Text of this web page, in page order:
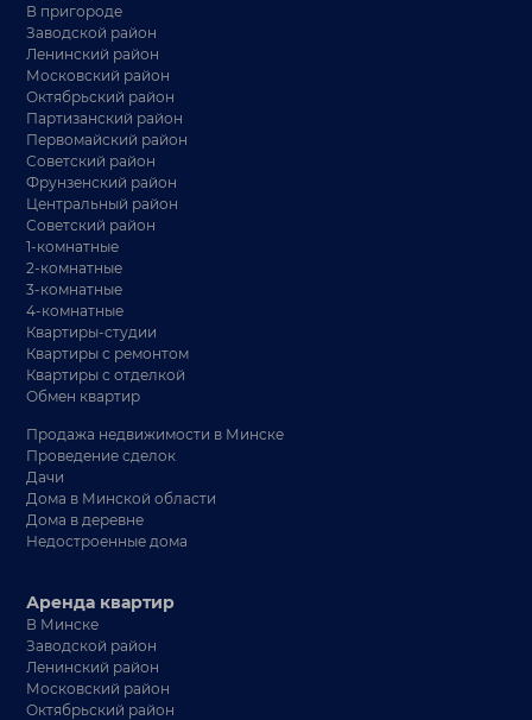
В пригороде
Заводской район
Ленинский район
Московский район
Октябрьский район
Партизанский район
Первомайский район
Советский район
Фрунзенский район
Центральный район
Советский район
1-комнатные
2-комнатные
3-комнатные
4-комнатные
Квартиры-студии
Квартиры с ремонтом
Квартиры с отделкой
Обмен квартир
Продажа недвижимости в Минске
Проведение сделок
Дачи
Дома в Минской области
Дома в деревне
Недостроенные дома
Аренда квартир
В Минске
Заводской район
Ленинский район
Московский район
Октябрьский район